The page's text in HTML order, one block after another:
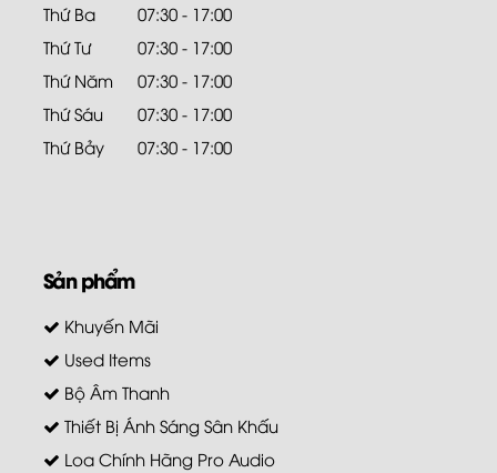
Thứ Ba
07:30 - 17:00
Thứ Tư
07:30 - 17:00
Thứ Năm
07:30 - 17:00
Thứ Sáu
07:30 - 17:00
Thứ Bảy
07:30 - 17:00
Sản phẩm
Khuyến Mãi
Used Items
Bộ Âm Thanh
Thiết Bị Ánh Sáng Sân Khấu
Loa Chính Hãng Pro Audio